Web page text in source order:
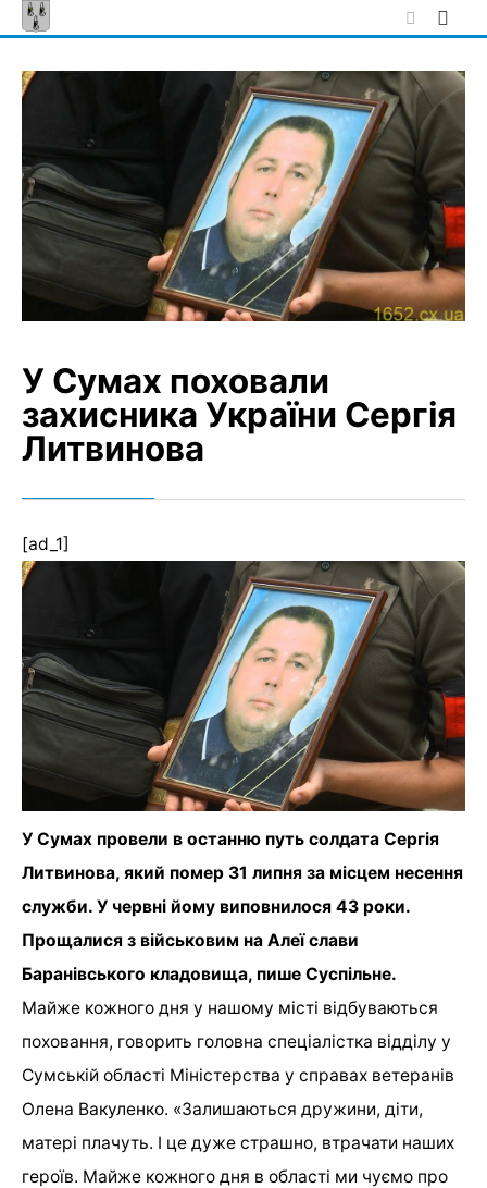
Skip
to
У Сумах поховали
захисника України Сергія
Литвинова
[ad_1]
У Сумах провели в останню путь солдата Сергія
Литвинова, який помер 31 липня за місцем несення
служби. У червні йому виповнилося 43 роки.
Прощалися з військовим на Алеї слави
Баранівського кладовища, пише Суспільне.
Майже кожного дня у нашому місті відбуваються
поховання, говорить головна спеціалістка відділу у
Сумській області Міністерства у справах ветеранів
Олена Вакуленко. «Залишаються дружини, діти,
матері плачуть. І це дуже страшно, втрачати наших
героїв. Майже кожного дня в області ми чуємо про